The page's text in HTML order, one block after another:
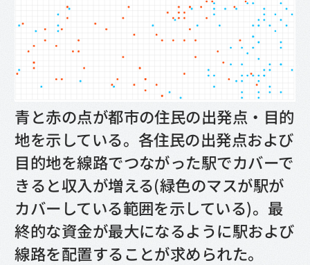
青と赤の点が都市の住民の出発点・目的
地を示している。各住民の出発点および
目的地を線路でつながった駅でカバーで
きると収入が増える(緑色のマスが駅が
カバーしている範囲を示している)。最
終的な資金が最大になるように駅および
線路を配置することが求められた。